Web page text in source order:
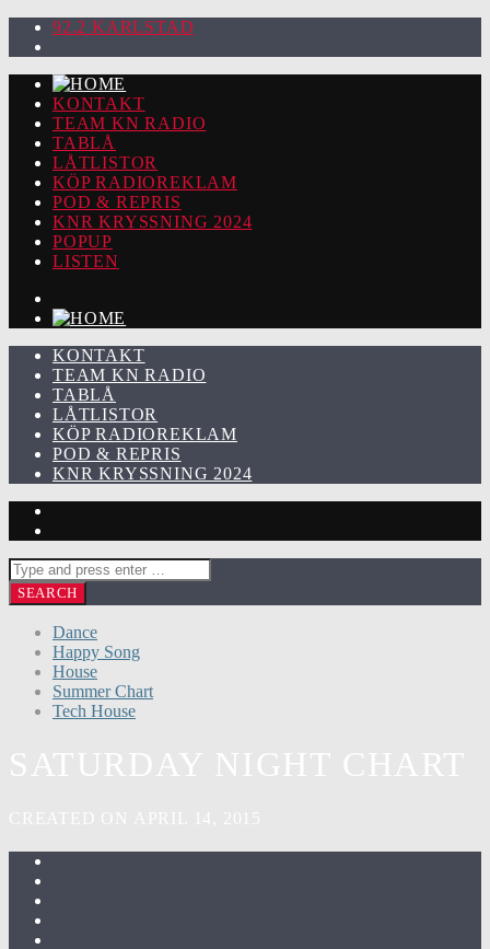
92.2 KARLSTAD
KONTAKT
TEAM KN RADIO
TABLÅ
LÅTLISTOR
KÖP RADIOREKLAM
POD & REPRIS
KNR KRYSSNING 2024
POPUP
LISTEN
KONTAKT
TEAM KN RADIO
TABLÅ
LÅTLISTOR
KÖP RADIOREKLAM
POD & REPRIS
KNR KRYSSNING 2024
Dance
Happy Song
House
Summer Chart
Tech House